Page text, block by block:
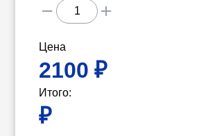
Цена
2100 ₽
Итого:
₽